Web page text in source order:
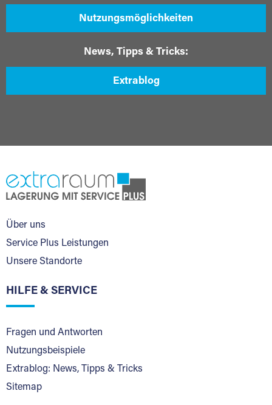
Nutzungsmöglichkeiten
News, Tipps & Tricks:
Extrablog
Über uns
Service Plus Leistungen
Unsere Standorte
HILFE & SERVICE
Fragen und Antworten
Nutzungsbeispiele
Extrablog: News, Tipps & Tricks
Sitemap